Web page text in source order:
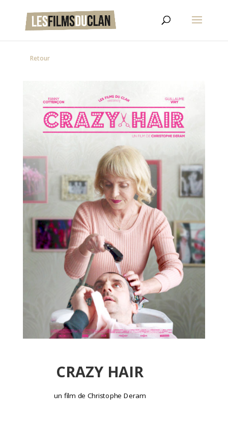
Retour
CRAZY HAIR
un film de Christophe Deram